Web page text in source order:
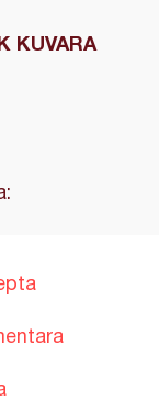
KUVARA